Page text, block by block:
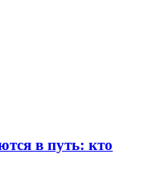
в путь: кто